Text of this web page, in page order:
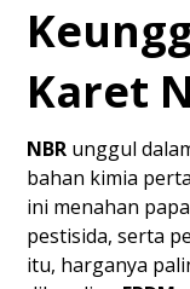
Karet
NBR unggul
bahan kimia
ini menahan
pestisida, serta
itu, harganya